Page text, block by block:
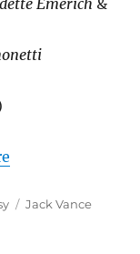
Emerich &
Étiquettes
Jack Vance